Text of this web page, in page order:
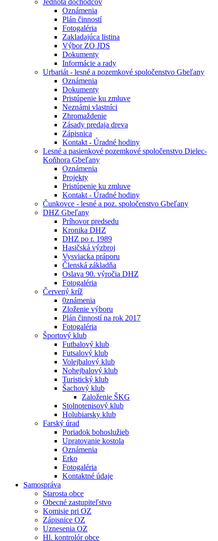
Jednota dôchodcov
Oznámenia
Plán činností
Fotogaléria
Zakladajúca listina
Výbor ZO JDS
Dokumenty
Informácie a rady
Urbariát - lesné a pozemkové spoločenstvo Gbeľany
Oznámenia
Dokumenty
Pristúpenie ku zmluve
Neznámi vlastníci
Zhromaždenie
Zásady predaja dreva
Zápisnica
Kontakt - Úradné hodiny
Lesné a pasienkové pozemkové spoločenstvo Dielec-
Koňhora Gbeľany
Oznámenia
Projekty
Pristúpenie ku zmluve
Kontakt - Úradné hodiny
Čunkovce - lesné a poz. spoločenstvo Gbeľany
DHZ Gbeľany
Príhovor predsedu
Kronika DHZ
DHZ po r. 1989
Hasičská výzbroj
Vysviacka práporu
Členská základňa
Oslava 90. výročia DHZ
Fotogaléria
Červený kríž
0známenia
Zloženie výboru
Plán činností na rok 2017
Fotogaléria
Športový klub
Futbalový klub
Futsalový klub
Volejbalový klub
Nohejbalový klub
Turistický klub
Šachový klub
Založenie ŠKG
Stolnotenisový klub
Holubiarsky klub
Farský úrad
Poriadok bohoslužieb
Upratovanie kostola
Oznámenia
Erko
Fotogaléria
Kontaktné údaje
Samospráva
Starosta obce
Obecné zastupiteľstvo
Komisie pri OZ
Zápisnice OZ
Uznesenia OZ
Hl. kontrolór obce